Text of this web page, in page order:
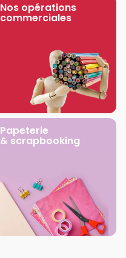
Nos opérations
commerciales
Papeterie
& scrapbooking